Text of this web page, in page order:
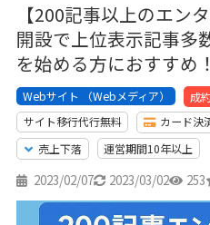
【200記事以上のエン
開設で上位表示記事多
を始める方におすすめ！
Webサイト （Webメディア） 成
サイト移行代行無料
カード決
売上下落
運営期間10年以上
2023/02/07 2023/03/02 253